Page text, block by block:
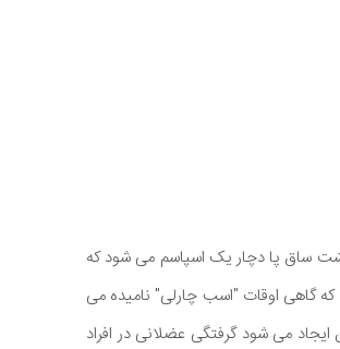
ساق پا دچار یک اسپاسم می شود که
گاهی اوقات "اسب چارلی" نامیده می
می شود گرفتگی عضلانی در افراد